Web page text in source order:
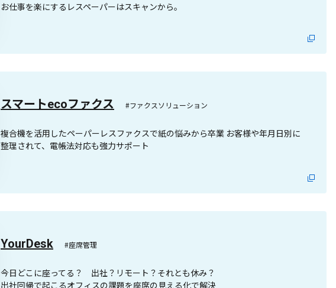
お仕事を楽にするレスペーパーはスキャンから。
スマートecoファクス #ファクスソリューション
複合機を活用したペーパーレスファクスで紙の悩みから卒業 お客様や年月日別に
整理されて、電帳法対応も強力サポート
YourDesk #座席管理
今日どこに座ってる？ 出社？リモート？それとも休み？
出社回帰で起こるオフィスの課題を座席の見える化で解決